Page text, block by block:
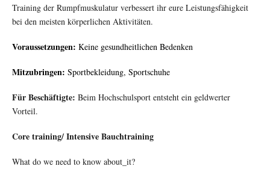
Training der Rumpfmuskulatur verbessert ihr eure Leistungsfähigkeit
bei den meisten körperlichen Aktivitäten.
Voraussetzungen: Keine gesundheitlichen Bedenken
Mitzubringen: Sportbekleidung, Sportschuhe
Für Beschäftigte: Beim Hochschulsport entsteht ein geldwerter
Vorteil.
Core training/ Intensive Bauchtraining
What do we need to know about_it?